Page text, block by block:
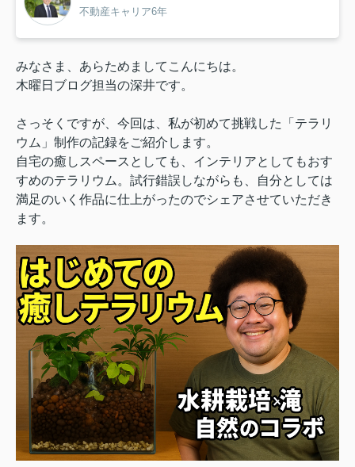
不動産キャリア6年
みなさま、あらためましてこんにちは。
木曜日ブログ担当の深井です。
さっそくですが、今回は、私が初めて挑戦した「テラリ
ウム」制作の記録をご紹介します。
自宅の癒しスペースとしても、インテリアとしてもおす
すめのテラリウム。試行錯誤しながらも、自分としては
満足のいく作品に仕上がったのでシェアさせていただき
ます。